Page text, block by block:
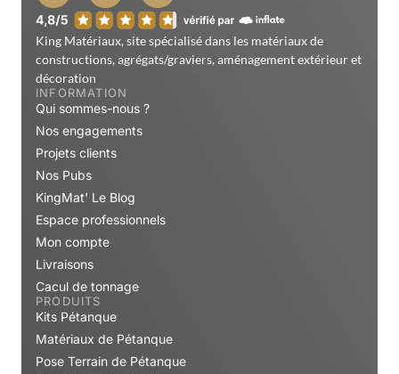
King Matériaux, site spécialisé dans les matériaux de
constructions, agrégats/graviers, aménagement extérieur et
décoration
INFORMATION
Qui sommes-nous ?
Nos engagements
Projets clients
Nos Pubs
KingMat' Le Blog
Espace professionnels
Mon compte
Livraisons
Cacul de tonnage
PRODUITS
Kits Pétanque
Matériaux de Pétanque
Pose Terrain de Pétanque